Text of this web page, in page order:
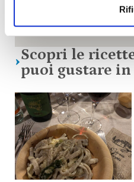
Scopri le
puoi gustare